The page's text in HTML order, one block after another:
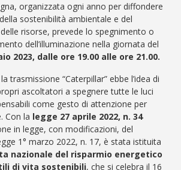
organizzata ogni anno per diffondere
sostenibilità ambientale e del
risorse, prevede lo spegnimento o
dell’illuminazione nella giornata del
2023, dalle ore 19.00 alle ore 21.00.
trasmissione “Caterpillar” ebbe l’idea di
ascoltatori a spegnere tutte le luci
come gesto di attenzione per
Con la legge 27 aprile 2022, n. 34
in legge, con modificazioni, del
1° marzo 2022, n. 17, è stata istituita
nazionale del risparmio energetico
di vita sostenibili, che si celebra il 16